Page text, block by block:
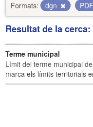
Formats:
dgn
Resultat de la
Terme municipal
Límit del terme municipal
marca els límits territorials